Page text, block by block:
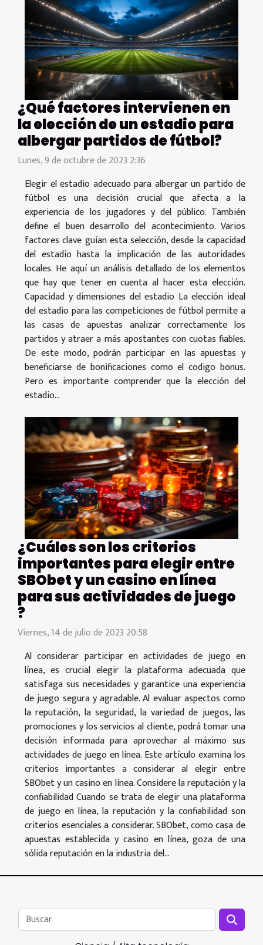
¿Qué factores intervienen en
la elección de un estadio para
albergar partidos de fútbol?
Lunes, 9 de octubre de 2023 2:36
Elegir el estadio adecuado para albergar un partido de
fútbol es una decisión crucial que afecta a la
experiencia de los jugadores y del público. También
define el buen desarrollo del acontecimiento. Varios
factores clave guían esta selección, desde la capacidad
del estadio hasta la implicación de las autoridades
locales. He aquí un análisis detallado de los elementos
que hay que tener en cuenta al hacer esta elección.
Capacidad y dimensiones del estadio La elección ideal
del estadio para las competiciones de fútbol permite a
las casas de apuestas analizar correctamente los
partidos y atraer a más apostantes con cuotas fiables.
De este modo, podrán participar en las apuestas y
beneficiarse de bonificaciones como el codigo bonus.
Pero es importante comprender que la elección del
estadio...
¿Cuáles son los criterios
importantes para elegir entre
SBObet y un casino en línea
para sus actividades de juego
?
Viernes, 14 de julio de 2023 20:58
Al considerar participar en actividades de juego en
línea, es crucial elegir la plataforma adecuada que
satisfaga sus necesidades y garantice una experiencia
de juego segura y agradable. Al evaluar aspectos como
la reputación, la seguridad, la variedad de juegos, las
promociones y los servicios al cliente, podrá tomar una
decisión informada para aprovechar al máximo sus
actividades de juego en línea. Este artículo examina los
criterios importantes a considerar al elegir entre
SBObet y un casino en línea. Considere la reputación y la
confiabilidad Cuando se trata de elegir una plataforma
de juego en línea, la reputación y la confiabilidad son
criterios esenciales a considerar. SBObet, como casa de
apuestas establecida y casino en línea, goza de una
sólida reputación en la industria del...